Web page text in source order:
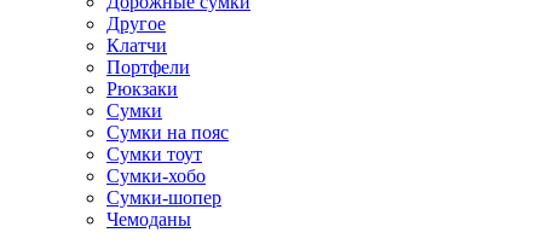
Другое
Клатчи
Портфели
Рюкзаки
Сумки
Сумки на пояс
Сумки тоут
Сумки-хобо
Сумки-шопер
Чемоданы